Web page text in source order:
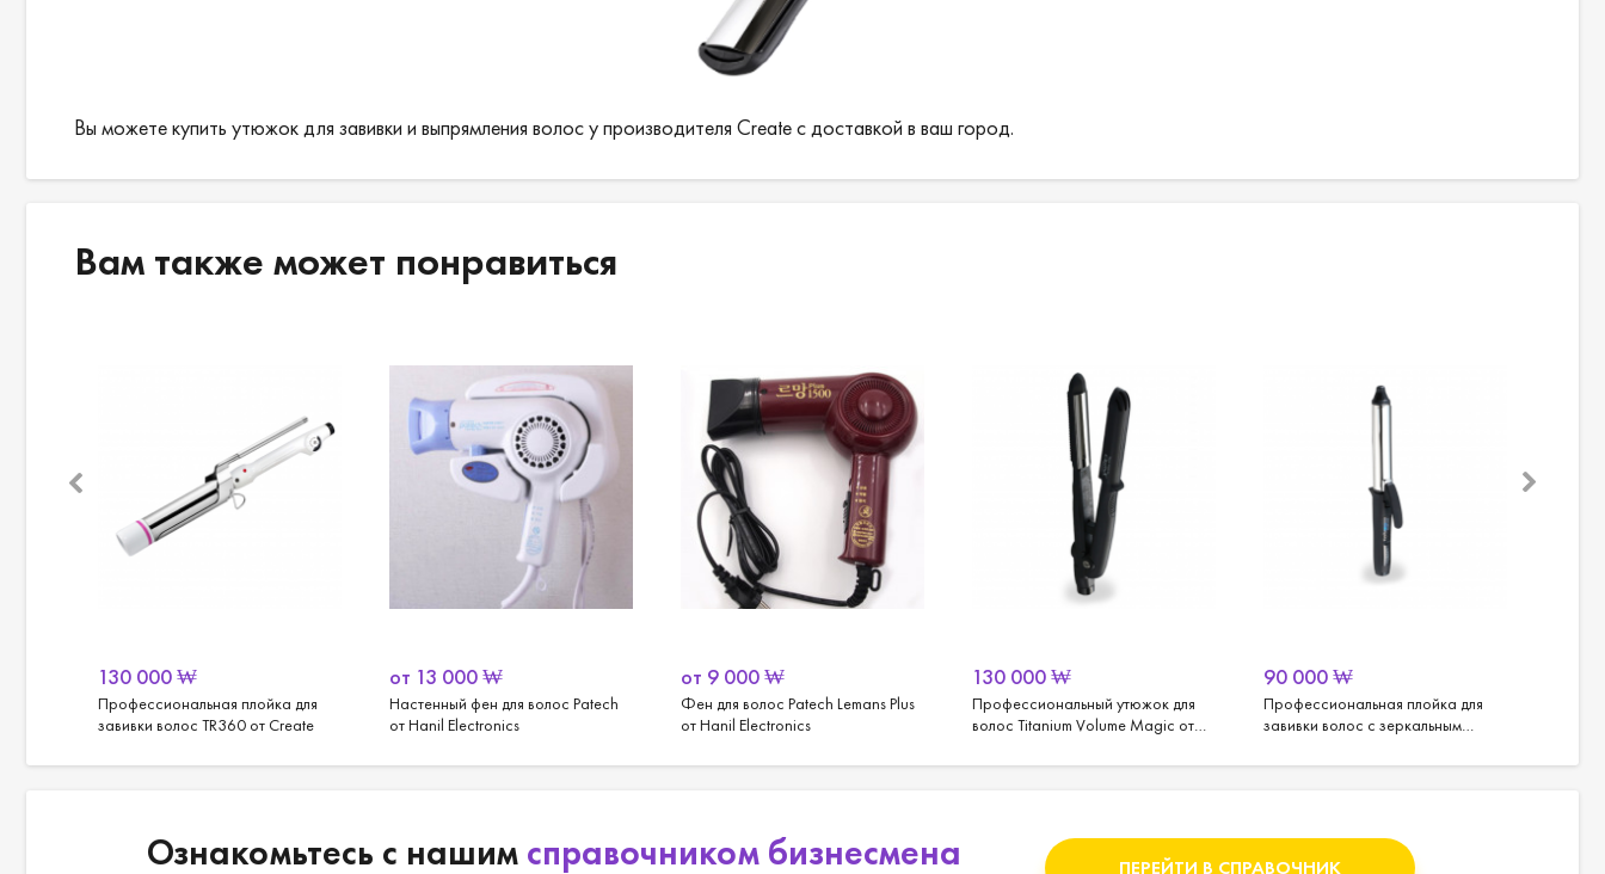
Вы можете купить утюжок для завивки и выпрямления волос у производителя Create с доставкой в ваш город.
Вам также может понравиться
130 000₩
Профессиональная плойка для
завивки волос TR360 от Create
от 13 000₩
Настенный фен для волос Patech
от Hanil Electronics
от 9 000₩
Фен для волос Patech Lemans Plus
от Hanil Electronics
130 000₩
Профессиональный утюжок для
волос Titanium Volume Magic от
90 000₩
Профессиональная плойка для
завивки волос с зеркальным
(24/28/32 мм)
Ознакомьтесь с нашим справочником бизнесмена ПЕРЕЙТИ В СПРАВОЧНИК